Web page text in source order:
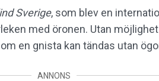
Sverige, som blev en
med öronen. Utan
en gnista kan tändas utan
ANNONS